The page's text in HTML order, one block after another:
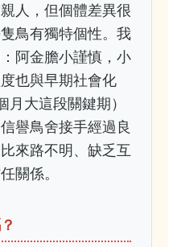
人，但個體差異很
鳥有獨特個性。我
阿金膽小謹慎，小
也與早期社會化
月大這段關鍵期）
譽鳥舍接手經過良
來路不明、缺乏互
關係。